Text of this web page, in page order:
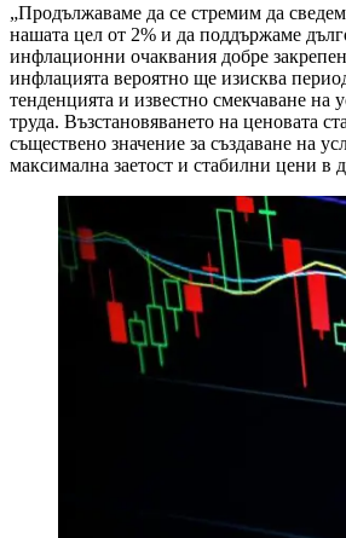
„Продължаваме да се стремим да
нашата цел от 2% и да поддържаме
инфлационни очаквания добре
инфлацията вероятно ще изисква
тенденцията и известно смекчаване на
труда. Възстановяването на ценовата
съществено значение за създаване на
максимална заетост и стабилни цени в